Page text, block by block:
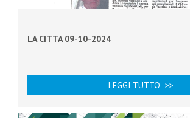
LA CITTA 09-10-2024
LEGGI TUTTO >>